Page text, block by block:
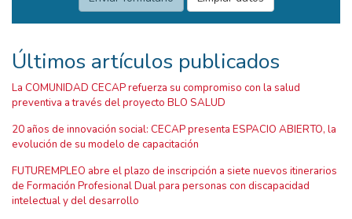
Últimos artículos publicados
La COMUNIDAD CECAP refuerza su compromiso con la salud
preventiva a través del proyecto BLO SALUD
20 años de innovación social: CECAP presenta ESPACIO ABIERTO, la
evolución de su modelo de capacitación
FUTUREMPLEO abre el plazo de inscripción a siete nuevos itinerarios
de Formación Profesional Dual para personas con discapacidad
intelectual y del desarrollo